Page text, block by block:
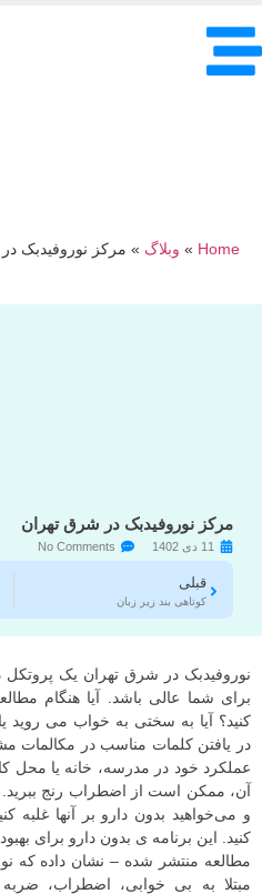
Home
» وبلاگ » مرکز نوروفیدبک
مرکز نوروفیدبک در شرق تهران
11 دی 1402 No Comments
قبلی
کوتاهی بند زیر زبان
نوروفیدبک در شرق تهران یک
برای شما عالی باشد. آیا هنگام
کنید؟ آیا به سختی به خواب می
در یافتن کلمات مناسب در مکالمات
عملکرد خود در مدرسه، خانه یا محل
آن، ممکن است از اضطراب رنج ببرید.
و می‌خواهید بدون دارو بر آنها غلبه
کنید. این برنامه ی بدون دارو برای
مطالعه منتشر شده – نشان داده که
مبتلا به بی خوابی، اضطراب،